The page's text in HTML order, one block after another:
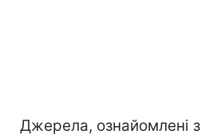
Джерела, ознайомлені з